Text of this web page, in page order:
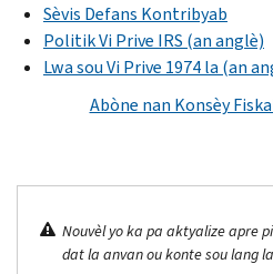
Sèvis Defans Kontribyab
Politik Vi Prive IRS (an anglè)
Lwa sou Vi Prive 1974 la (an
Abòne nan Konsèy
Nouvèl yo ka pa aktyalize apre
dat la anvan ou konte sou lang